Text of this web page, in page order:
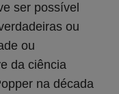
ser possível
ou
ou
da ciência
na década